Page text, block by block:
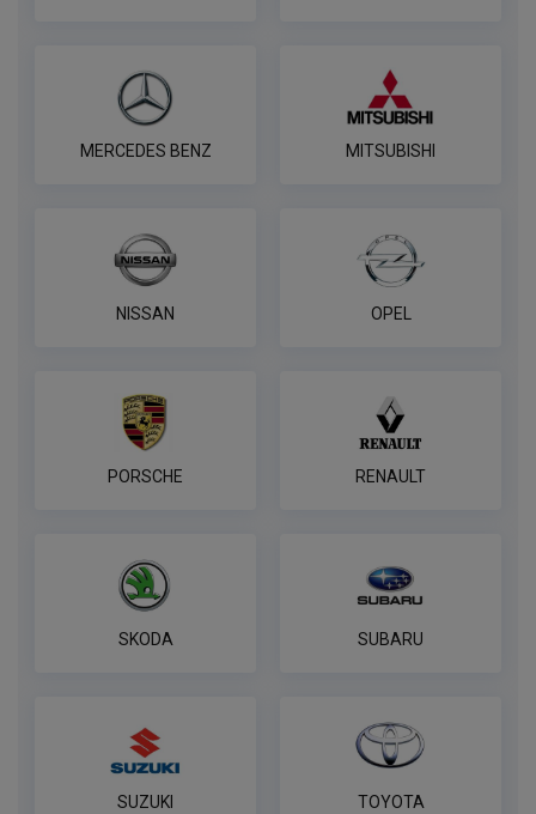
MERCEDES BENZ MITSUBISHI
NISSAN OPEL
PORSCHE RENAULT
SKODA SUBARU
SUZUKI TOYOTA